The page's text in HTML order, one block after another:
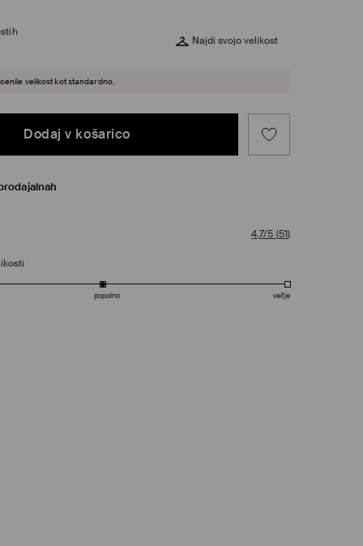
Najdi svojo velikost
velikost kot standardno.
Dodaj v košarico
4,7/5 (51)
popolno večje